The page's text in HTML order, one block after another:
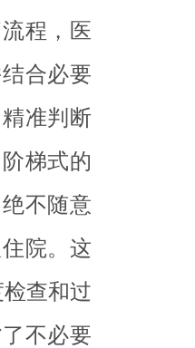
程，医
合必要
准判断
梯式的
不随意
院。这
查和过
不必要